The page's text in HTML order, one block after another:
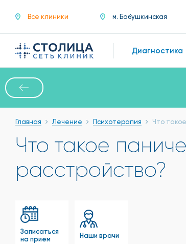
Все клиники м. Бабушкинская
Диагностика
Главная Лечение Психотерапия Что
Что такое
расстройство?
Записаться
на прием
Наши врачи